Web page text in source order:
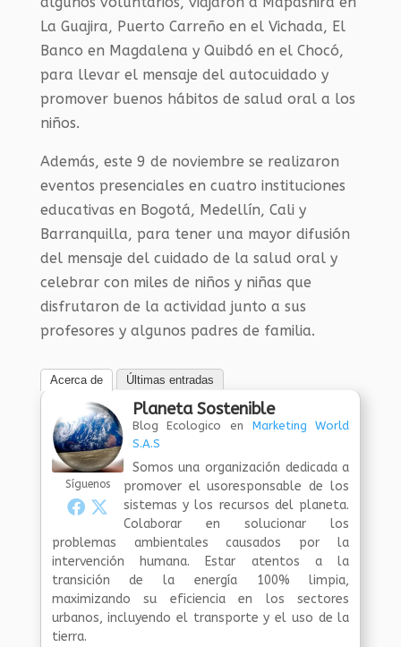
La Guajira, Puerto Carreño en el Vichada, El
Banco en Magdalena y Quibdó en el Chocó,
para llevar el mensaje del autocuidado y
promover buenos hábitos de salud oral a los
niños.
Además, este 9 de noviembre se realizaron
eventos presenciales en cuatro instituciones
educativas en Bogotá, Medellín, Cali y
Barranquilla, para tener una mayor difusión
del mensaje del cuidado de la salud oral y
celebrar con miles de niños y niñas que
disfrutaron de la actividad junto a sus
profesores y algunos padres de familia.
Acerca de Últimas entradas
Síguenos
Planeta Sostenible
Blog Ecologico en Marketing World
S.A.S
Somos una organización dedicada a
promover el usoresponsable de los
sistemas y los recursos del planeta.
Colaborar en solucionar los
problemas ambientales causados por la
intervención humana. Estar atentos a la
transición de la energía 100% limpia,
maximizando su eficiencia en los sectores
urbanos, incluyendo el transporte y el uso de la
tierra.